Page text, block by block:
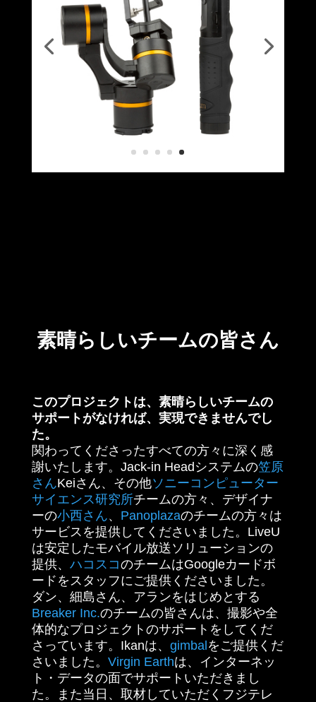
素晴らしいチームの皆さん
このプロジェクトは、素晴らしいチームの
サポートがなければ、実現できませんでし
た。
関わってくださったすべての方々に深く感
謝いたします。Jack-in Headシステムの笠原
さんKeiさん、その他ソニーコンピューター
サイエンス研究所チームの方々、デザイナ
ーの小西さん、 Panoplazaのチームの方々は
サービスを提供してくださいました。LiveU
は安定したモバイル放送ソリューションの
提供、 ハコスコのチームはGoogleカードボ
ードをスタッフにご提供くださいました。
ダン、細島さん、アランをはじめとする
Breaker Inc.のチームの皆さんは、撮影や全
体的なプロジェクトのサポートをしてくだ
さっています。Ikanは、 gimbalをご提供くだ
さいました。 Virgin Earthは、インターネッ
ト・データの面でサポートいただきまし
た。また当日、取材していただくフジテレ